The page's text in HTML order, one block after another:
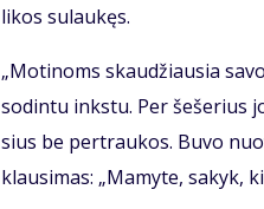
li­kos su­lau­kęs.
„Mo­ti­noms skau­džiau­sia
so­din­tu inks­tu. Per še­še­rius
sius be per­trau­kos. Bu­vo
klau­si­mas: „Ma­my­te, sa­kyk,